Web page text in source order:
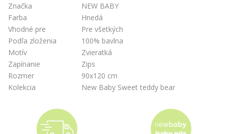
Značka
NEW BABY
Farba
Hnedá
Vhodné pre
Pre všetkých
Podľa zloženia
100% bavlna
Motív
Zvieratká
Zapínanie
Zips
Rozmer
90x120 cm
Kolekcia
New Baby Sweet teddy bear